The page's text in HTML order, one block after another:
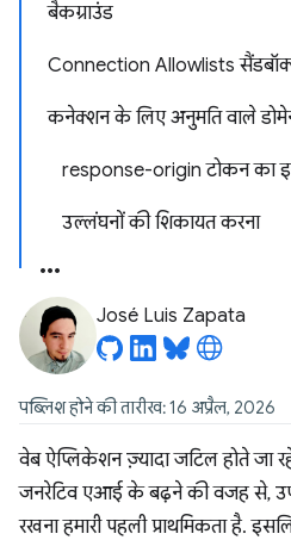
बैकग्राउंड
Connection Allowlists
कनेक्शन के लिए अनुमति वाले
response-origin टोकन का
उल्लंघनों की शिकायत करना
José Luis Zapata
पब्लिश होने की तारीख: 16 अप्रैल, 2026
वेब ऐप्लिकेशन ज़्यादा जटिल होते जा
जनरेटिव एआई के बढ़ने की वजह से,
रखना हमारी पहली प्राथमिकता है.